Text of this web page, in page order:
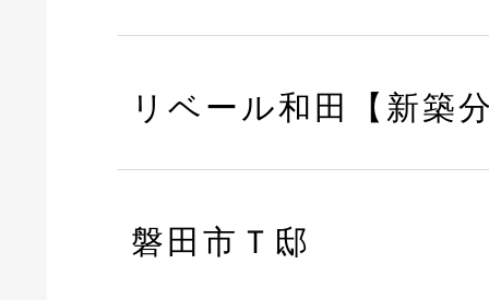
リベール和田【新築
磐田市Ｔ邸